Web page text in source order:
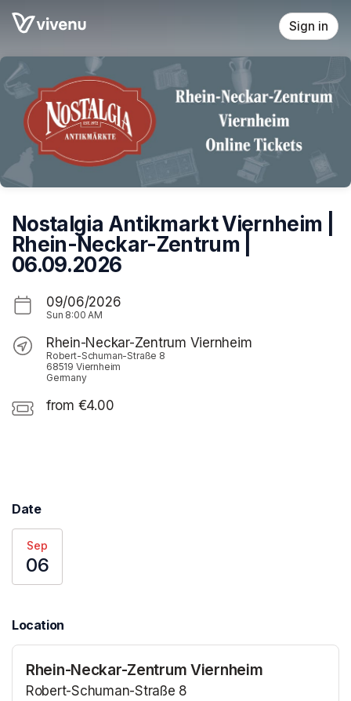
Skip header
Sign in
Nostalgia Antikmarkt Viernheim |
Rhein-Neckar-Zentrum |
06.09.2026
09/06/2026
Sun 8:00 AM
Rhein-Neckar-Zentrum Viernheim
Robert-Schuman-Straße 8
68519 Viernheim
Germany
from €4.00
Date
Sep
06
Location
Rhein-Neckar-Zentrum Viernheim
Robert-Schuman-Straße 8